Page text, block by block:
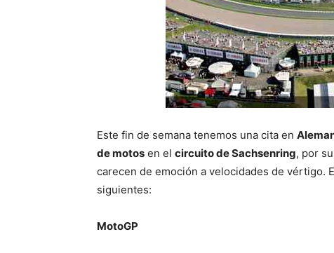
Este fin de semana tenemos una cita en
de motos en el circuito de Sachsenring, por
carecen de emoción a velocidades de vértigo.
siguientes:
MotoGP